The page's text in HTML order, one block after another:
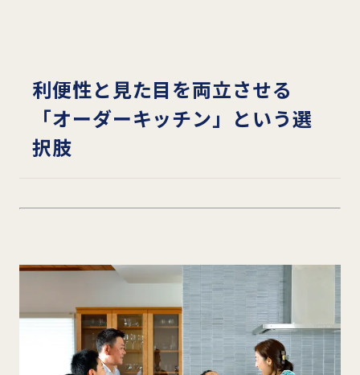
利便性と見た目を両立させる
「オーダーキッチン」という選
択肢